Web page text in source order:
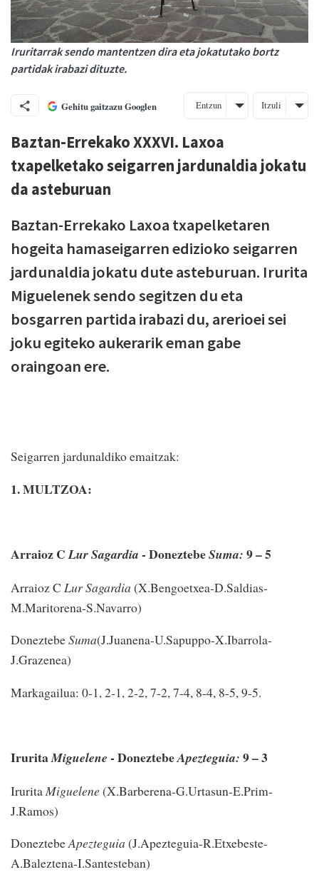
Iruritarrak sendo mantentzen dira eta jokatutako bortz
partidak irabazi dituzte.
Gehitu gaitzazu Googlen Entzun Itzuli
Baztan-Errekako XXXVI. Laxoa
txapelketako seigarren jardunaldia jokatu
da asteburuan
Baztan-Errekako Laxoa txapelketaren
hogeita hamaseigarren edizioko seigarren
jardunaldia jokatu dute asteburuan. Irurita
Miguelenek sendo segitzen du eta
bosgarren partida irabazi du, arerioei sei
joku egiteko aukerarik eman gabe
oraingoan ere.
Seigarren jardunaldiko emaitzak:
1. MULTZOA:
Arraioz CLur Sagardia - DoneztebeSuma: 9 – 5
Arraioz C Lur Sagardia (X.Bengoetxea-D.Saldias-
M.Maritorena-S.Navarro)
DoneztebeSuma(J.Juanena-U.Sapuppo-X.Ibarrola-
J.Grazenea)
Markagailua: 0-1, 2-1, 2-2, 7-2, 7-4, 8-4, 8-5, 9-5.
IruritaMiguelene - DoneztebeApezteguia: 9 – 3
Irurita Miguelene(X.Barberena-G.Urtasun-E.Prim-
J.Ramos)
DoneztebeApezteguia (J.Apezteguia-R.Etxebeste-
A.Baleztena-I.Santesteban)